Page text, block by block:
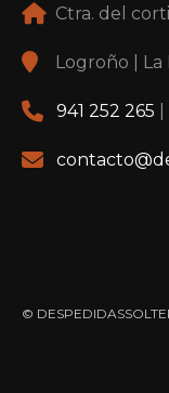
Ctra. del
Logroño | La
941 252 265
©